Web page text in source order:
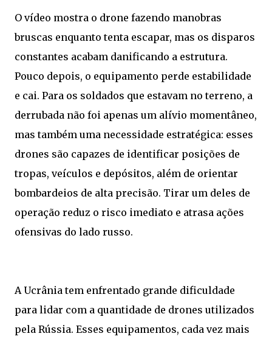
O vídeo mostra o drone fazendo manobras
bruscas enquanto tenta escapar, mas os disparos
constantes acabam danificando a estrutura.
Pouco depois, o equipamento perde estabilidade
e cai. Para os soldados que estavam no terreno, a
derrubada não foi apenas um alívio momentâneo,
mas também uma necessidade estratégica: esses
drones são capazes de identificar posições de
tropas, veículos e depósitos, além de orientar
bombardeios de alta precisão. Tirar um deles de
operação reduz o risco imediato e atrasa ações
ofensivas do lado russo.
A Ucrânia tem enfrentado grande dificuldade
para lidar com a quantidade de drones utilizados
pela Rússia. Esses equipamentos, cada vez mais